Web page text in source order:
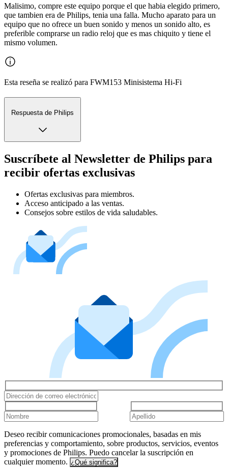
Malisimo, compre este equipo porque el que habia elegido primero,
que tambien era de Philips, tenia una falla. Mucho aparato para un
equipo que no ofrece un buen sonido y menos un sonido alto, es
preferible comprarse un radio reloj que es mas chiquito y tiene el
mismo volumen.
Esta reseña se realizó para FWM153 Minisistema Hi-Fi
Respuesta de Philips
Suscríbete al Newsletter de Philips para
recibir ofertas exclusivas
Ofertas exclusivas para miembros.
Acceso anticipado a las ventas.
Consejos sobre estilos de vida saludables.
Deseo recibir comunicaciones promocionales, basadas en mis
preferencias y comportamiento, sobre productos, servicios, eventos
y promociones de Philips. Puedo cancelar la suscripción en
cualquier momento. ¿Qué significa?